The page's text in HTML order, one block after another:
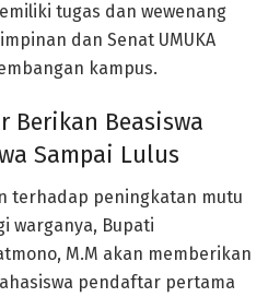
tugas dan wewenang
dan Senat UMUKA
kampus.
Berikan Beasiswa
Sampai Lulus
terhadap peningkatan mutu
warganya, Bupati
M.M akan memberikan
pendaftar pertama